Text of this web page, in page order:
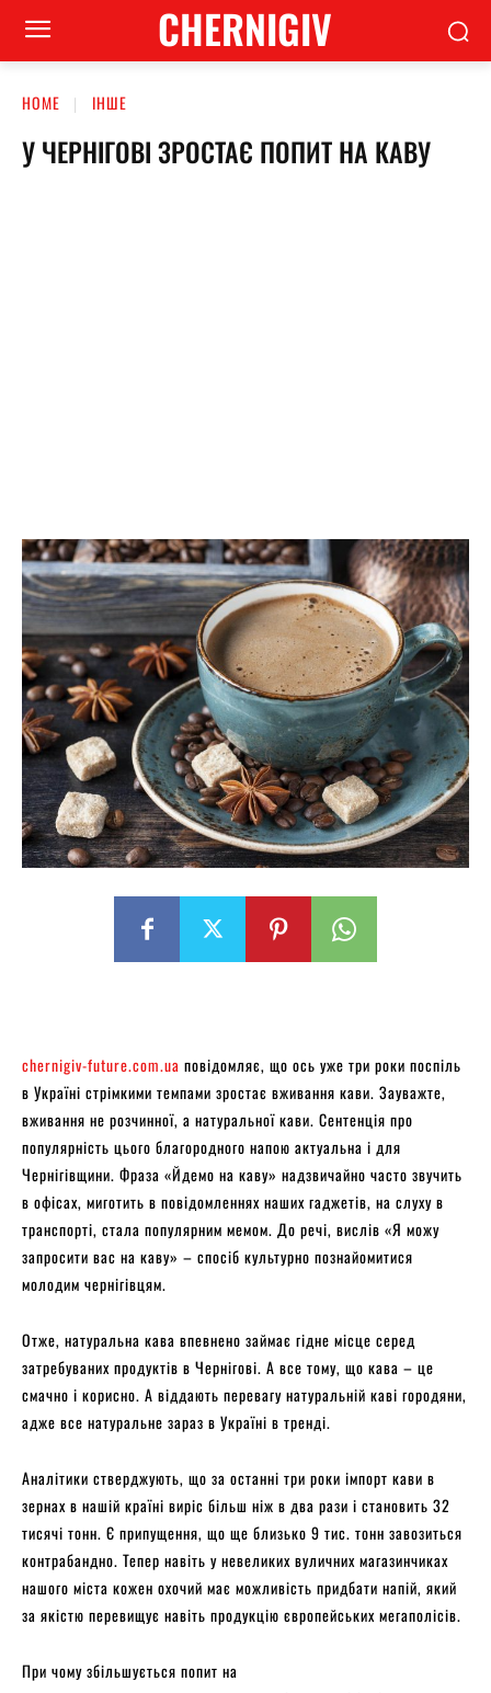
CHERNIGIV
HOME ІНШЕ
У ЧЕРНІГОВІ ЗРОСТАЄ ПОПИТ НА КАВУ
chernigiv-future.com.ua повідомляє, що ось уже три роки поспіль
в Україні стрімкими темпами зростає вживання кави. Зауважте,
вживання не розчинної, а натуральної кави. Сентенція про
популярність цього благородного напою актуальна і для
Чернігівщини. Фраза «Йдемо на каву» надзвичайно часто звучить
в офісах, миготить в повідомленнях наших гаджетів, на слуху в
транспорті, стала популярним мемом. До речі, вислів «Я можу
запросити вас на каву» – спосіб культурно познайомитися
молодим чернігівцям.
Отже, натуральна кава впевнено займає гідне місце серед
затребуваних продуктів в Чернігові. А все тому, що кава – це
смачно і корисно. А віддають перевагу натуральній каві городяни,
адже все натуральне зараз в Україні в тренді.
Аналітики стверджують, що за останні три роки імпорт кави в
зернах в нашій країні виріс більш ніж в два рази і становить 32
тисячі тонн. Є припущення, що ще близько 9 тис. тонн завозиться
контрабандно. Тепер навіть у невеликих вуличних магазинчиках
нашого міста кожен охочий має можливість придбати напій, який
за якістю перевищує навіть продукцію європейських мегаполісів.
При чому збільшується попит на